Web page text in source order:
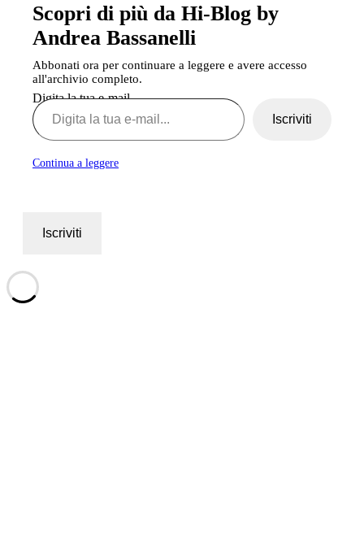
Scopri di più da Hi-Blog by
Andrea Bassanelli
Abbonati ora per continuare a leggere e avere accesso
all'archivio completo.
Digita la tua e-mail...
Iscriviti
Continua a leggere
Iscriviti